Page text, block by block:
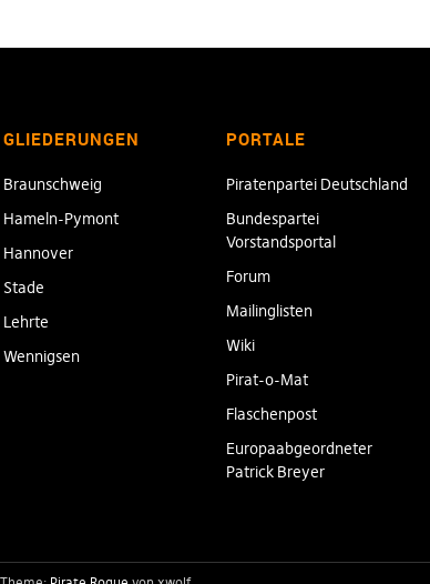
GLIEDERUNGEN
Braunschweig
Hameln-Pymont
Hannover
Stade
Lehrte
Wennigsen
PORTALE
Piratenpartei Deutschland
Bundespartei
Vorstandsportal
Forum
Mailinglisten
Wiki
Pirat-o-Mat
Flaschenpost
Europaabgeordneter
Patrick Breyer